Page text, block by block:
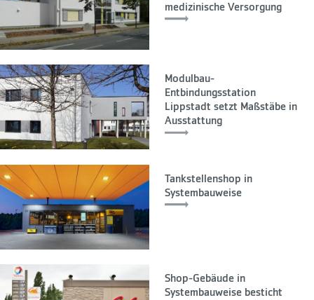
medizinische Versorgung
Modulbau-
Entbindungsstation
Lippstadt setzt Maßstäbe in
Ausstattung
Tankstellenshop in
Systembauweise
Shop-Gebäude in
Systembauweise besticht